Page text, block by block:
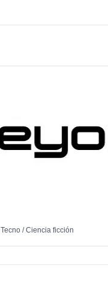
Tecno/Ciencia ficción